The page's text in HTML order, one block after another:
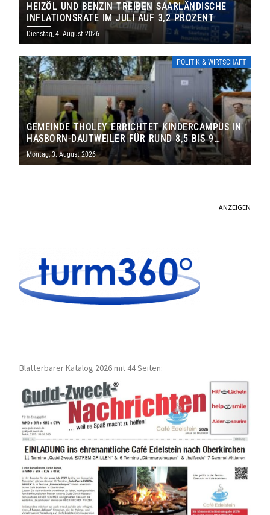
HEIZÖL UND BENZIN TREIBEN SAARLÄNDISCHE
INFLATIONSRATE IM JULI AUF 3,2 PROZENT
Dienstag, 4. August 2026
POLITIK & WIRTSCHAFT
GEMEINDE THOLEY ERRICHTET KINDERCAMPUS IN
HASBORN-DAUTWEILER FÜR RUND 8,5 BIS 9
MILLIONEN EURO
Montag, 3. August 2026
ANZEIGEN
Blätterbarer Katalog 2026 mit 44 Seiten: